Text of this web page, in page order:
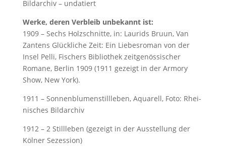
Bild­ar­chiv – un­da­tiert
Werke, deren Verbleib unbekannt ist:
1909 – Sechs Holzschnitte, in: Laurids Bruun, Van
Zantens Glückliche Zeit: Ein Liebesroman von der
Insel Pelli, Fischers Bibliothek zeitgenössischer
Romane, Berlin 1909 (1911 gezeigt in der Armory
Show, New York).
1911 – Son­nen­blu­men­still­le­ben, Aqua­rell, Fo­to: Rhei­
ni­sches Bild­ar­chiv
1912 – 2 Stillleben (gezeigt in der Ausstellung der
Kölner Sezession)